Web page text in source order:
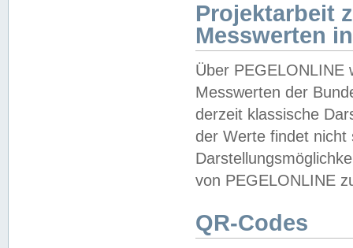
Projektarbeit
Messwerten
Über PEGELONLINE
Messwerten der
derzeit klassische
der Werte findet
von PEGELONLINE
QR-Codes